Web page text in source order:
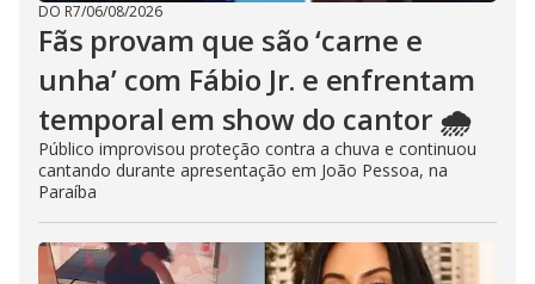
DO R7/06/08/2026
Fãs provam que são ‘carne e
unha’ com Fábio Jr. e enfrentam
temporal em show do cantor 🌧️
Público improvisou proteção contra a chuva e continuou
cantando durante apresentação em João Pessoa, na
Paraíba